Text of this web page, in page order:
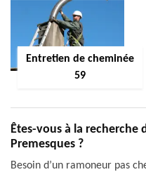
Entretien de cheminée
59
Êtes-vous à la recherche
Premesques ?
Besoin d’un ramoneur pas